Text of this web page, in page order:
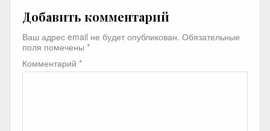
Добавить комментарий
Ваш адрес email не будет опубликован. Обязательные
поля помечены *
Комментарий *